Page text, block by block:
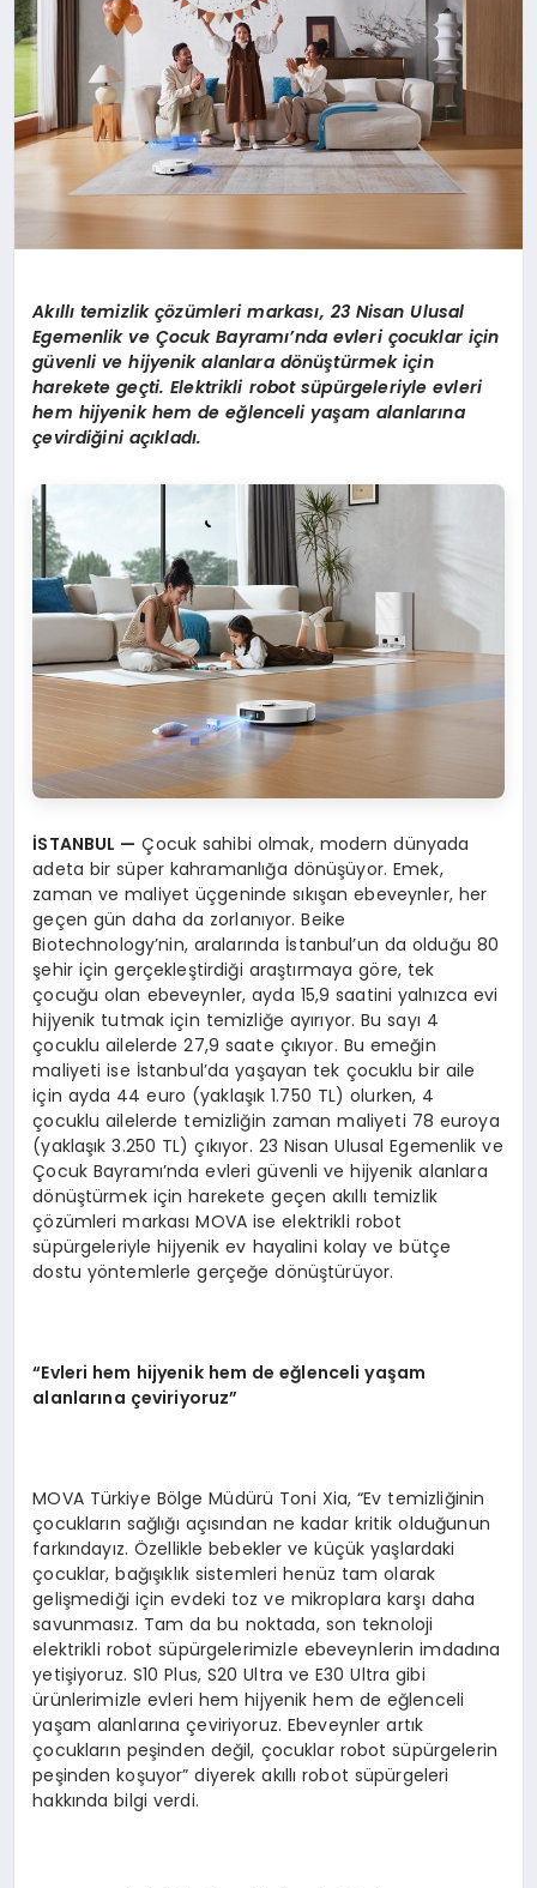
Akıllıtemizlikçözümleri markası, 23 Nisan Ulusal
Egemenlik ve Çocuk Bayramı’nda evleri çocuklar için
güvenli ve hijyenik alanlara dönüştürmek için
harekete geçti. Elektrikli robot süpürgeleriyle evleri
hem hijyenik hem de eğlenceli yaşam alanlarına
çevirdiğini açıkladı.
İSTANBUL — Çocuk sahibi olmak, modern dünyada
adeta bir süper kahramanlığa dönüşüyor. Emek,
zaman ve maliyet üçgeninde sıkışan ebeveynler, her
geçen gün daha da zorlanıyor. Beike
Biotechnology’nin, aralarında İstanbul’un da olduğu 80
şehir için gerçekleştirdiği araştırmaya göre, tek
çocuğu olan ebeveynler, ayda 15,9 saatini yalnızca evi
hijyenik tutmak için temizliğe ayırıyor. Bu sayı 4
çocuklu ailelerde 27,9 saate çıkıyor. Bu emeğin
maliyeti ise İstanbul’da yaşayan tek çocuklu bir aile
için ayda 44 euro (yaklaşık 1.750 TL) olurken, 4
çocuklu ailelerde temizliğin zaman maliyeti 78 euroya
(yaklaşık 3.250 TL) çıkıyor. 23 Nisan Ulusal Egemenlik ve
Çocuk Bayramı’nda evleri güvenli ve hijyenik alanlara
dönüştürmek için harekete geçen akıllı temizlik
çözümleri markası MOVA ise elektrikli robot
süpürgeleriyle hijyenik ev hayalini kolay ve bütçe
dostu yöntemlerle gerçeğe dönüştürüyor.
“Evleri hem hijyenik hem de eğlenceli yaşam
alanlarına çeviriyoruz”
MOVA Türkiye Bölge Müdürü Toni Xia, “Ev temizliğinin
çocukların sağlığı açısından ne kadar kritik olduğunun
farkındayız. Özellikle bebekler ve küçük yaşlardaki
çocuklar, bağışıklık sistemleri henüz tam olarak
gelişmediği için evdeki toz ve mikroplara karşı daha
savunmasız. Tam da bu noktada, son teknoloji
elektrikli robot süpürgelerimizle ebeveynlerin imdadına
yetişiyoruz. S10 Plus, S20 Ultra ve E30 Ultra gibi
ürünlerimizle evleri hem hijyenik hem de eğlenceli
yaşam alanlarına çeviriyoruz. Ebeveynler artık
çocukların peşinden değil, çocuklar robot süpürgelerin
peşinden koşuyor” diyerek akıllı robot süpürgeleri
hakkında bilgi verdi.